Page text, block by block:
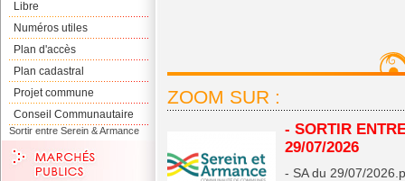
Libre
Numéros utiles
Plan d'accès
Plan cadastral
Projet commune
Conseil Communautaire
Sortir entre Serein & Armance
ZOOM SUR :
- SORTIR
29/07/2026
- SA du 29/07/